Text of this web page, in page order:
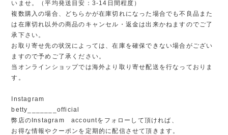
いませ。（平均発送目安：3-14日間程度）
複数購入の場合、どちらかが在庫切れになった場合でも不良品また
は在庫切れ以外の商品のキャンセル・返金は出来かねますのでご了
承下さい。
お取り寄せ先の状況によっては、在庫を確保できない場合がござい
ますので予めご了承ください。
当オンラインショップでは海外より取り寄せ配送を行なっておりま
す。
Instagram
betty_______official
弊店のInstagram accountをフォローして頂ければ、
お得な情報やクーポンを定期的に配信させて頂きます。